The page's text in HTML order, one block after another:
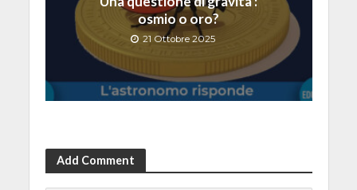
osmio o oro?
21 Ottobre 2025
Add Comment